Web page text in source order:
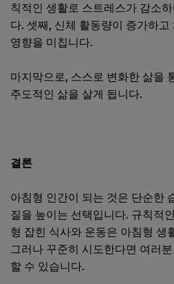
칙적인 생활로 스트레스가 감소
다. 셋째, 신체 활동량이 증가하
영향을 미칩니다.
마지막으로, 스스로 변화한 삶을
주도적인 삶을 살게 됩니다.
결론
아침형 인간이 되는 것은 단순한
질을 높이는 선택입니다. 규칙적
형 잡힌 식사와 운동은 아침형 생
그러나 꾸준히 시도한다면 여러
할 수 있습니다.